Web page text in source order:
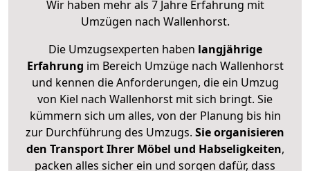
Wir haben mehr als 7 Jahre Erfahrung mit
Umzügen nach Wallenhorst.
Die Umzugsexperten haben langjährige
Erfahrung im Bereich Umzüge nach Wallenhorst
und kennen die Anforderungen, die ein Umzug
von Kiel nach Wallenhorst mit sich bringt. Sie
kümmern sich um alles, von der Planung bis hin
zur Durchführung des Umzugs. Sie organisieren
den Transport Ihrer Möbel und Habseligkeiten,
packen alles sicher ein und sorgen dafür, dass